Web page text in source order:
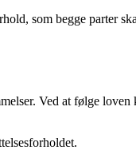
som begge parter
Ved at følge